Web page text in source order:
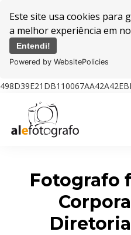
Este site usa cookies para
a melhor experiência em
Entendi!
Powered by WebsitePolicies
Fotografo
Diretoria